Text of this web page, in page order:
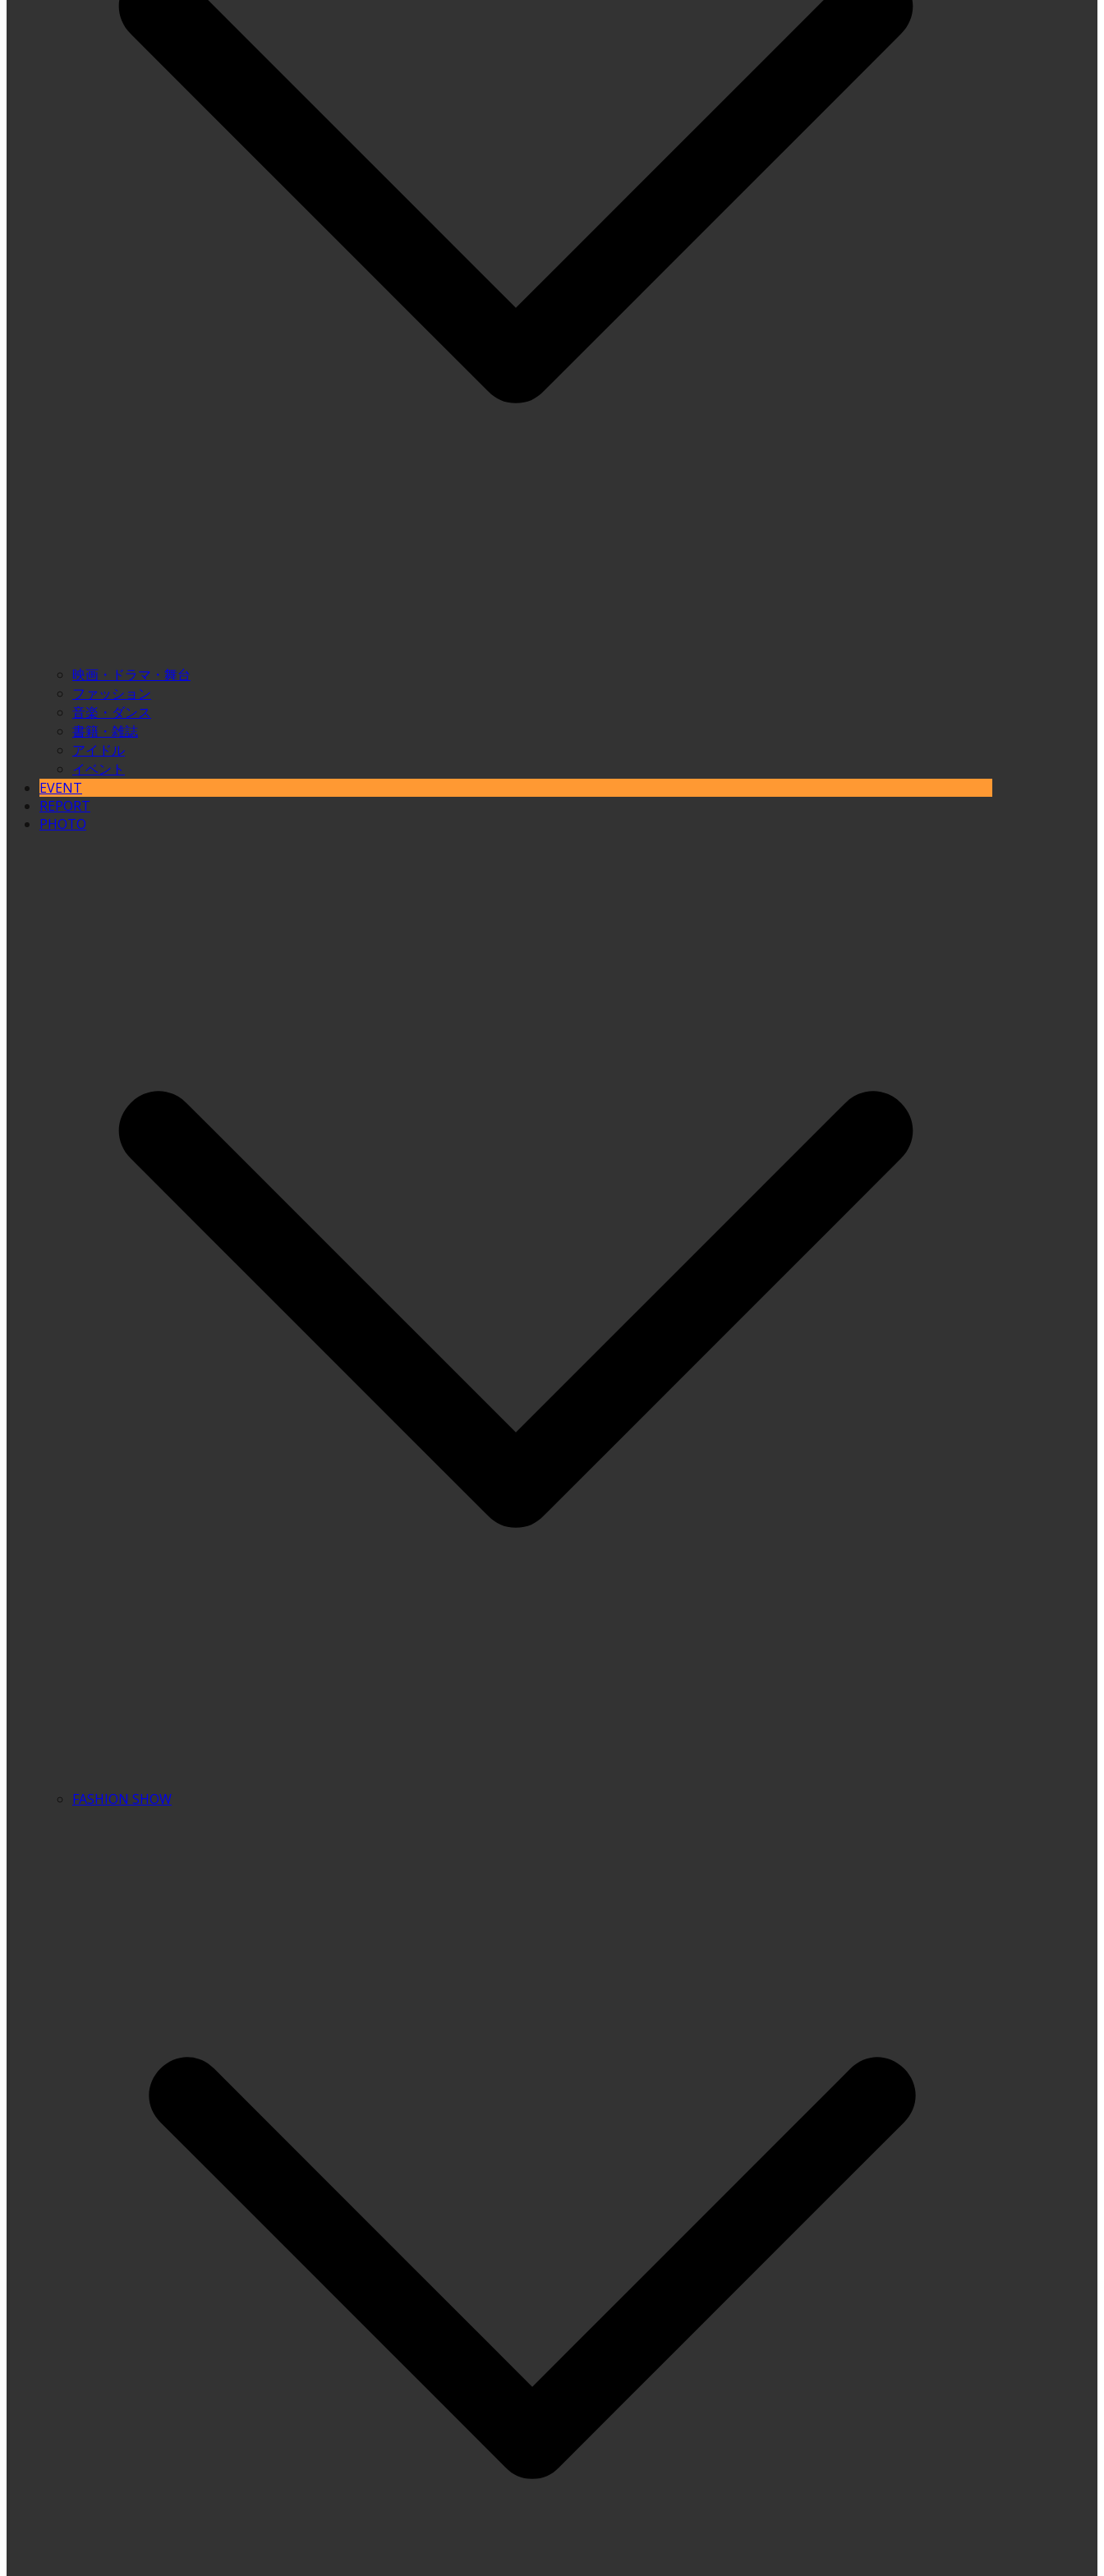
映画・ドラマ・舞台
ファッション
音楽・ダンス
書籍・雑誌
アイドル
イベント
EVENT
REPORT
PHOTO
FASHION SHOW